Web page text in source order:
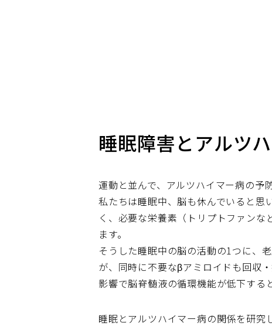
睡眠障害とアルツ
運動と並んで、アルツハイマー病の予
私たちは睡眠中、脳も休んでいると思
く、必要な栄養素（トリプトファン
ます。
そうした睡眠中の脳の活動の1つに、
が、同時に不要なβアミロイドも回収
影響で脳脊髄液の循環機能が低下する
睡眠とアルツハイマー病の関係を研